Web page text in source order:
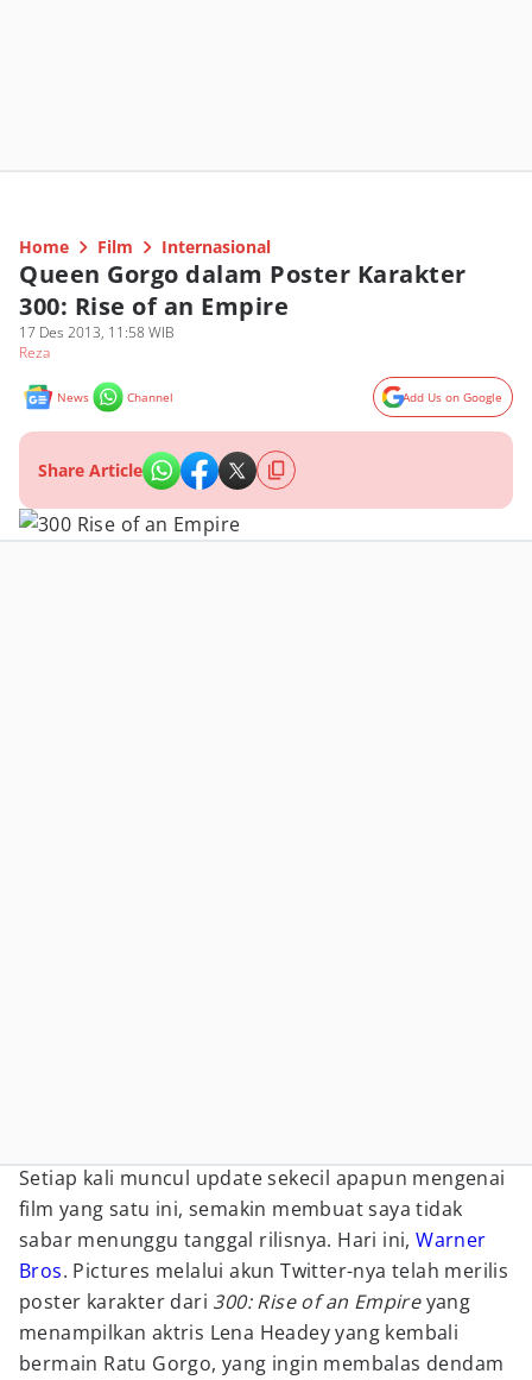
Home Film Internasional
Queen Gorgo dalam Poster Karakter
300: Rise of an Empire
17 Des 2013, 11:58 WIB
Reza
News Channel Add Us on Google
Share Article
Setiap kali muncul update sekecil apapun mengenai
film yang satu ini, semakin membuat saya tidak
sabar menunggu tanggal rilisnya. Hari ini,Warner
Bros. Pictures melalui akun Twitter-nya telah merilis
poster karakter dari 300: Rise of an Empireyang
menampilkan aktris Lena Headey yang kembali
bermain Ratu Gorgo, yang ingin membalas dendam